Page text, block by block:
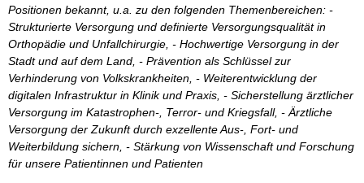
Positionen bekannt, u.a. zu den folgenden Themenbereichen: -
Strukturierte Versorgung und definierte Versorgungsqualität in
Orthopädie und Unfallchirurgie, - Hochwertige Versorgung in der
Stadt und auf dem Land, - Prävention als Schlüssel zur
Verhinderung von Volkskrankheiten, - Weiterentwicklung der
digitalen Infrastruktur in Klinik und Praxis, - Sicherstellung ärztlicher
Versorgung im Katastrophen-, Terror- und Kriegsfall, - Ärztliche
Versorgung der Zukunft durch exzellente Aus-, Fort- und
Weiterbildung sichern, - Stärkung von Wissenschaft und Forschung
für unsere Patientinnen und Patienten